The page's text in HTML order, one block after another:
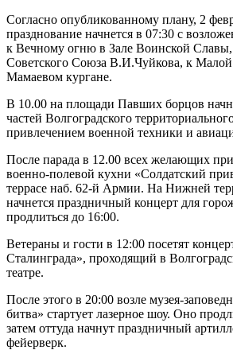
Согласно опубликованному плану, 2
празднование начнется в 07:30 с
к Вечному огню в Зале Воинской
Советского Союза В.И.Чуйкова, к Малой
Мамаевом кургане.
В 10.00 на площади Павших борцов
частей Волгоградского
привлечением военной техники и
После парада в 12.00 всех желающих
военно-полевой кухни «Солдатский
террасе наб. 62-й Армии. На Нижней
начнется праздничный концерт для
продлиться до 16:00.
Ветераны и гости в 12:00 посетят
Сталинграда», проходящий в
театре.
После этого в 20:00 возле музея-
битва» стартует лазерное шоу. Оно
затем оттуда начнут праздничный
фейерверк.